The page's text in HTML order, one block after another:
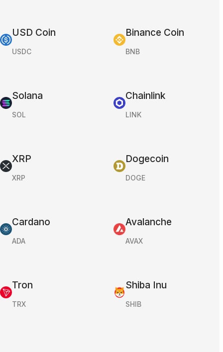
USD Coin
USDC
Binance Coin
BNB
Solana
SOL
Chainlink
LINK
XRP
XRP
Dogecoin
DOGE
Cardano
ADA
Avalanche
AVAX
Tron
TRX
Shiba Inu
SHIB